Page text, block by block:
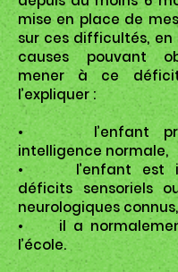
mise en place de
sur ces difficultés, en
causes pouvant
mener à ce
l’expliquer :
• l’enfant
intelligence normale,
• l’enfant est
déficits sensoriels
neurologiques connus,
• il a
l’école.